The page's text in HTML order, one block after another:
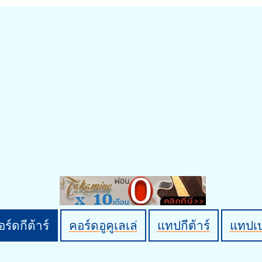
ร์ดกีต้าร์ คอร์ดอูคูเลเล่ แทปกีต้าร์ แทปเ